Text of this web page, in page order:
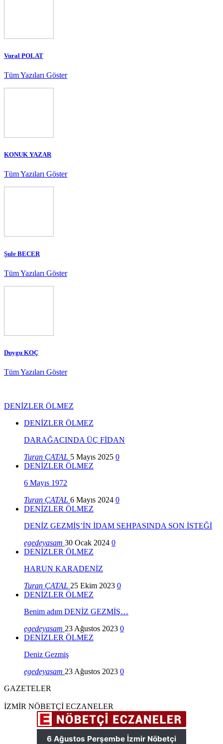
Vural POLAT
Tüm Yazıları Göster
KONUK YAZAR
Tüm Yazıları Göster
Şule BECER
Tüm Yazıları Göster
Duygu KOÇ
Tüm Yazıları Göster
DENİZLER ÖLMEZ
DENİZLER ÖLMEZ
DARAĞACINDA ÜÇ FİDAN
Turan ÇATAL 5 Mayıs 2025 0
DENİZLER ÖLMEZ
6 Mayıs 1972
Turan ÇATAL 6 Mayıs 2024 0
DENİZLER ÖLMEZ
DENİZ GEZMİŞ’İN İDAM SEHPASINDA SON İSTEĞİ
egedeyasam 30 Ocak 2024 0
DENİZLER ÖLMEZ
HARUN KARADENİZ
Turan ÇATAL 25 Ekim 2023 0
DENİZLER ÖLMEZ
Benim adım DENİZ GEZMİŞ…
egedeyasam 23 Ağustos 2023 0
DENİZLER ÖLMEZ
Deniz Gezmiş
egedeyasam 23 Ağustos 2023 0
GAZETELER
İZMİR NÖBETÇİ ECZANELER